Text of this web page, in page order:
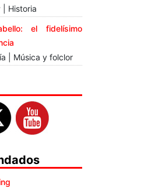
| Historia
el fidelísimo
| Música y folclor